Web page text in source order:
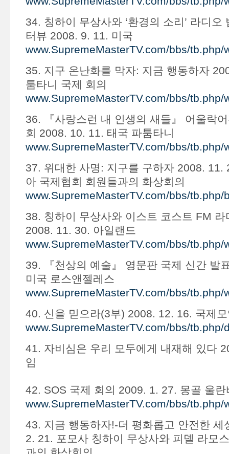
34. 칭하이 무상사와 ‘환경의 소리’ 라디오
터뷰 2008. 9. 11. 미국
www.SupremeMasterTV.com/bbs/tb.php/
35. 지구 온난화를 막자: 지금 행동하자
툼타니 국제 회의
www.SupremeMasterTV.com/bbs/tb.php/
36. 『사랑스런 내 인생의 새들』 어울락
회 2008. 10. 11. 태국 파툼타니
www.SupremeMasterTV.com/bbs/tb.php/
37. 위대한 사명: 지구를 구하자 2008. 11.
아 국제협회 회원들과의 화상회의
www.SupremeMasterTV.com/bbs/tb.php/
38. 칭하이 무상사와 이스트 코스트 FM 라
2008. 11. 30. 아일랜드
www.SupremeMasterTV.com/bbs/tb.php/
39. 『천상의 예술』 영문판 국제 신간 발
미국 로스앤젤레스
www.SupremeMasterTV.com/bbs/tb.php/
40. 신을 믿으라(3부) 2008. 12. 16. 국제
www.SupremeMasterTV.com/bbs/tb.php/
41. 자비심은 우리 모두에게 내재해 있다
임
42. SOS 국제 회의 2009. 1. 27. 몽골 울
www.SupremeMasterTV.com/bbs/tb.php/
43. 지금 행동하자!-더 평화롭고 안전한 세
2. 21. 포모사 칭하이 무상사와 피델 라모